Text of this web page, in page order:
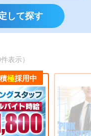
して探す
表示）
積極採用中